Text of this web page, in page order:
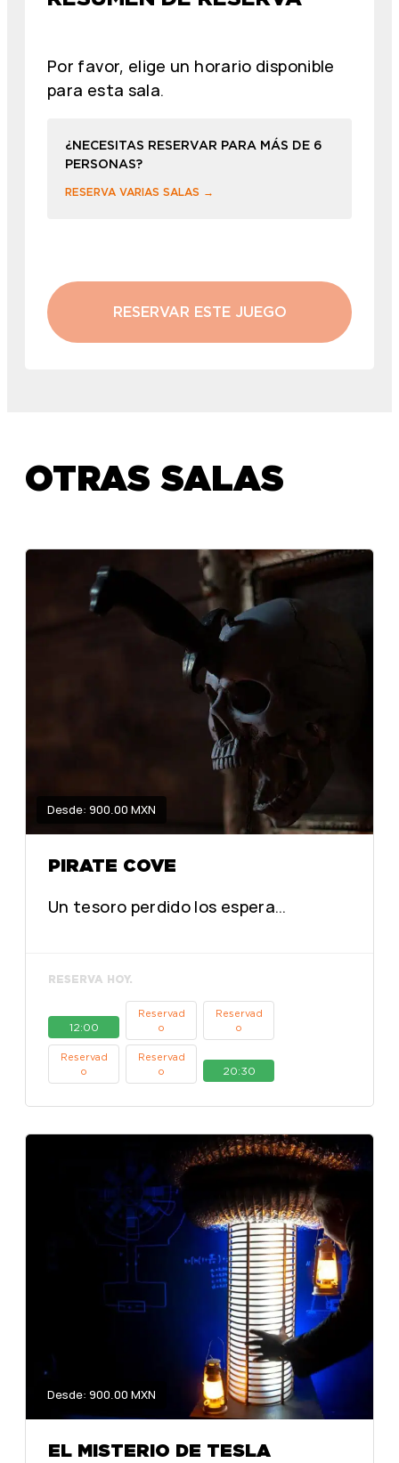
Por favor, elige un horario disponible
para esta sala.
¿NECESITAS RESERVAR PARA MÁS DE 6
PERSONAS?
RESERVA VARIAS SALAS →
RESERVAR ESTE JUEGO
OTRAS SALAS
Desde: 900.00 MXN
PIRATE COVE
Un tesoro perdido los espera…
RESERVA HOY.
12:00
Reservad
o
Reservad
o
Reservad
o
Reservad
o
20:30
Desde: 900.00 MXN
EL MISTERIO DE TESLA